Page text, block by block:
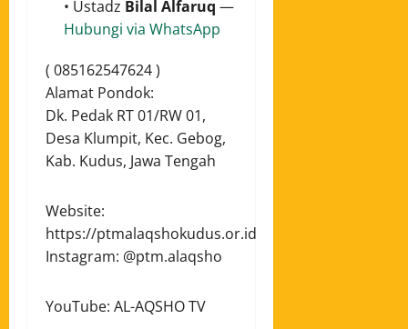
• Ustadz Bilal Alfaruq —
Hubungi via WhatsApp
( 085162547624 )
Alamat Pondok:
Dk. Pedak RT 01/RW 01,
Desa Klumpit, Kec. Gebog,
Kab. Kudus, Jawa Tengah
Website:
https://ptmalaqshokudus.or.id
Instagram: @ptm.alaqsho
YouTube: AL-AQSHO TV